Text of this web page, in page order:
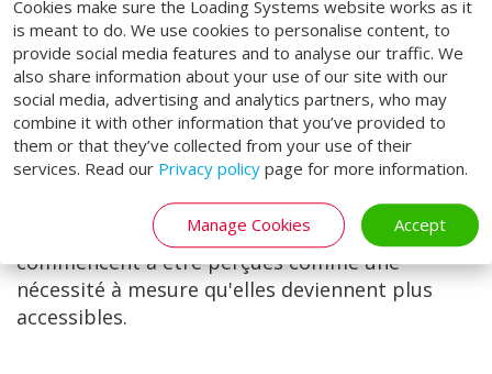
Cookies make sure the Loading Systems website works as it
is meant to do. We use cookies to personalise content, to
provide social media features and to analyse our traffic. We
also share information about your use of our site with our
social media, advertising and analytics partners, who may
combine it with other information that you’ve provided to
them or that they’ve collected from your use of their
services. Read our Privacy policy page for more information.
Manage Cookies Accept
autrefois considérées comme un luxe, comme
l'envoi le jour même, ont cessé de l'être et
commencent à être perçues comme une
nécessité à mesure qu'elles deviennent plus
accessibles.